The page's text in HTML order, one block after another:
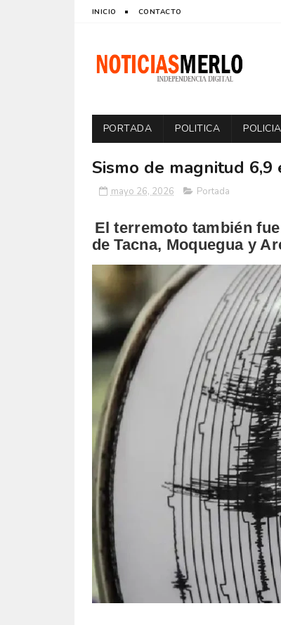
INICIO CONTACTO
PORTADA POLITICA
Sismo de magnitud 6,9
mayo 26, 2026 Portada
El terremoto también
de Tacna, Moquegua y